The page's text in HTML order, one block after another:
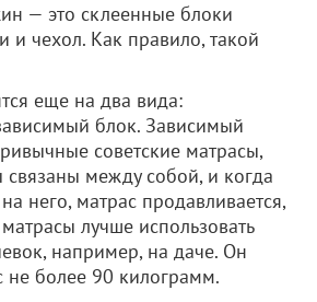
— это склеенные блоки
и чехол. Как правило, такой
еще на два вида:
блок. Зависимый
советские матрасы,
между собой, и когда
него, матрас продавливается,
лучше использовать
например, на даче. Он
не более 90 килограмм.